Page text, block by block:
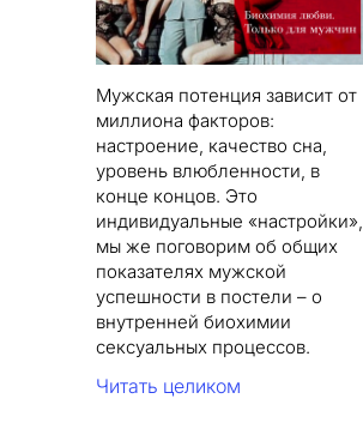
Мужская потенция зависит от
миллиона факторов:
настроение, качество сна,
уровень влюбленности, в
конце концов. Это
индивидуальные «настройки»,
мы же поговорим об общих
показателях мужской
успешности в постели – о
внутренней биохимии
сексуальных процессов.
Читать целиком